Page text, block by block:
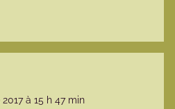
à 15 h 47 min